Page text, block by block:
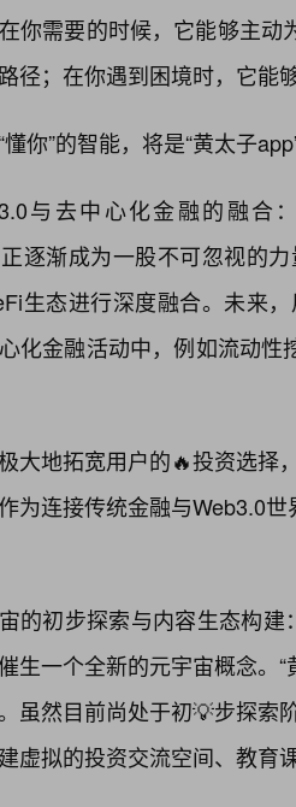
你需要的时候，它能够主
径；在你遇到困境时，它能
懂你”的智能，将是“黄太子
与去中心化金融的融合
正逐渐成为一股不可忽视的
生态进行深度融合。未来
化金融活动中，例如流动
大地拓宽用户的🔥投资选择
为连接传统金融与Web3.0
的初步探索与内容生态构
生一个全新的元宇宙概念。
虽然目前尚处于初💡步探索
虚拟的投资交流空间、教育